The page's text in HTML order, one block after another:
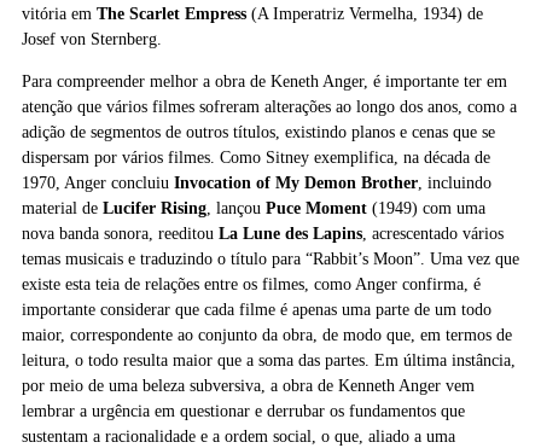
vitória em The Scarlet Empress (A Imperatriz Vermelha, 1934) de
Josef von Sternberg.
Para compreender melhor a obra de Keneth Anger, é importante ter em
atenção que vários filmes sofreram alterações ao longo dos anos, como a
adição de segmentos de outros títulos, existindo planos e cenas que se
dispersam por vários filmes. Como Sitney exemplifica, na década de
1970, Anger concluiu Invocation of My Demon Brother, incluindo
material de Lucifer Rising, lançou Puce Moment (1949) com uma
nova banda sonora, reeditou La Lune des Lapins, acrescentado vários
temas musicais e traduzindo o título para “Rabbit’s Moon”. Uma vez que
existe esta teia de relações entre os filmes, como Anger confirma, é
importante considerar que cada filme é apenas uma parte de um todo
maior, correspondente ao conjunto da obra, de modo que, em termos de
leitura, o todo resulta maior que a soma das partes. Em última instância,
por meio de uma beleza subversiva, a obra de Kenneth Anger vem
lembrar a urgência em questionar e derrubar os fundamentos que
sustentam a racionalidade e a ordem social, o que, aliado a uma